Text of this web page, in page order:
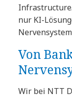
nur KI-
Von
Wir bei NTT